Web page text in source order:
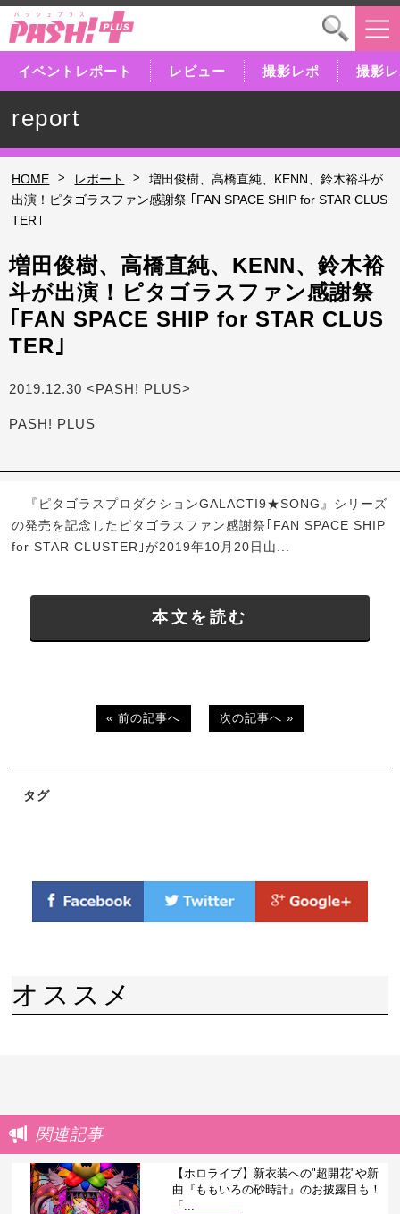
イベントレポート レビュー 撮影レポ 撮影
report
HOME > レポート >
増田俊樹、高橋直純、KENN、鈴木裕斗が
出演！ピタゴラスファン感謝祭 ｢FAN SPACE SHIP for STAR CLUS
TER｣
増田俊樹、高橋直純、KENN、鈴木裕
斗が出演！ピタゴラスファン感謝祭
｢FAN SPACE SHIP for STAR CLUS
TER｣
2019.12.30 <PASH! PLUS>
PASH! PLUS
『ピタゴラスプロダクションGALACTI9★SONG』シリーズ
の発売を記念したピタゴラスファン感謝祭｢FAN SPACE SHIP
for STAR CLUSTER｣が2019年10月20日山...
本文を読む
« 前の記事へ 次の記事へ »
タグ
オススメ
関連記事
【ホロライブ】新衣装への"超開花"や新
曲『ももいろの砂時計』のお披露目も！
「...